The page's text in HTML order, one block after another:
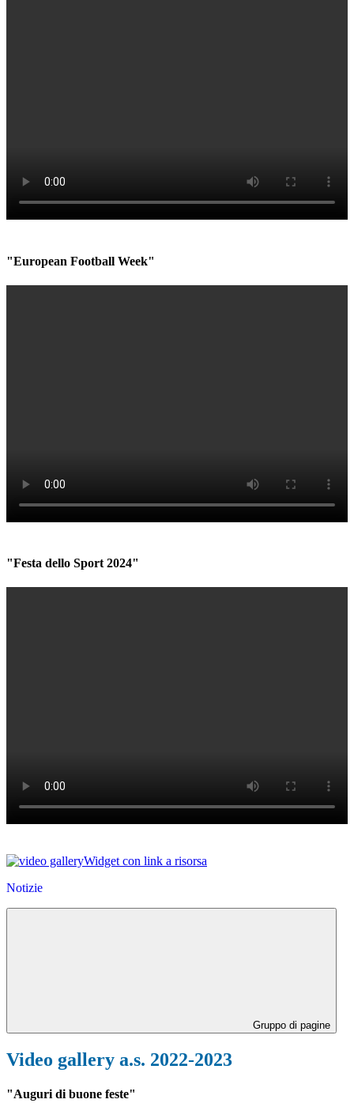
"European Football Week"
"Festa dello Sport 2024"
Widget con link a risorsa
Notizie
Gruppo di pagine
Video gallery a.s. 2022-2023
"Auguri di buone feste"